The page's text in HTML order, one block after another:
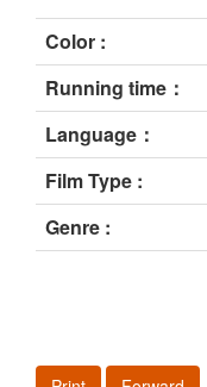
Color :
Running time：
Language：
Film Type :
Genre :